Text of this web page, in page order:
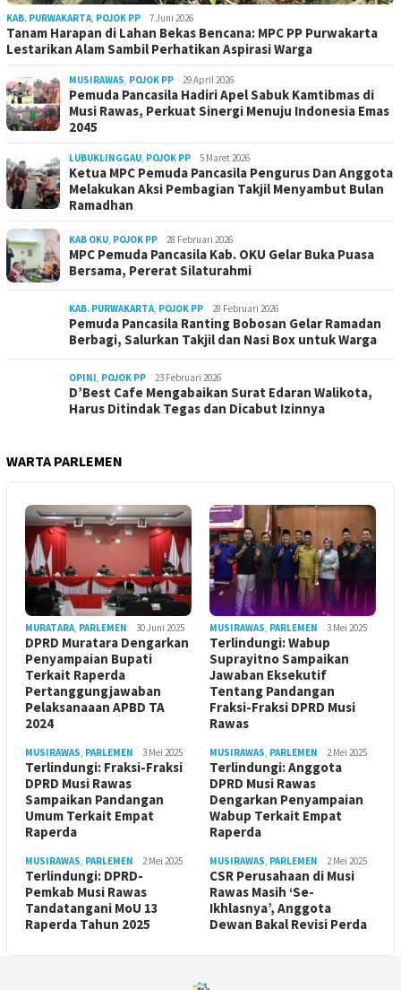
KAB. PURWAKARTA POJOK PP 7 Juni 2026
Tanam Harapan di Lahan Bekas Bencana: MPC PP Purwakarta
Lestarikan Alam Sambil Perhatikan Aspirasi Warga
MUSIRAWAS POJOK PP 29 April 2026
Pemuda Pancasila Hadiri Apel Sabuk Kamtibmas di
Musi Rawas, Perkuat Sinergi Menuju Indonesia Emas
2045
LUBUKLINGGAU POJOK PP 5 Maret 2026
Ketua MPC Pemuda Pancasila Pengurus Dan Anggota
Melakukan Aksi Pembagian Takjil Menyambut Bulan
Ramadhan
KAB OKU POJOK PP 28 Februari 2026
MPC Pemuda Pancasila Kab. OKU Gelar Buka Puasa
Bersama, Pererat Silaturahmi
KAB. PURWAKARTA POJOK PP 28 Februari 2026
Pemuda Pancasila Ranting Bobosan Gelar Ramadan
Berbagi, Salurkan Takjil dan Nasi Box untuk Warga
OPINI POJOK PP 23 Februari 2026
D’Best Cafe Mengabaikan Surat Edaran Walikota,
Harus Ditindak Tegas dan Dicabut Izinnya
WARTA PARLEMEN
MURATARA PARLEMEN 30 Juni 2025
DPRD Muratara Dengarkan
Penyampaian Bupati
Terkait Raperda
Pertanggungjawaban
Pelaksanaaan APBD TA
2024
MUSIRAWAS PARLEMEN 3 Mei 2025
Terlindungi: Wabup
Suprayitno Sampaikan
Jawaban Eksekutif
Tentang Pandangan
Fraksi-Fraksi DPRD Musi
Rawas
MUSIRAWAS PARLEMEN 3 Mei 2025
Terlindungi: Fraksi-Fraksi
DPRD Musi Rawas
Sampaikan Pandangan
Umum Terkait Empat
Raperda
MUSIRAWAS PARLEMEN 2 Mei 2025
Terlindungi: Anggota
DPRD Musi Rawas
Dengarkan Penyampaian
Wabup Terkait Empat
Raperda
MUSIRAWAS PARLEMEN 2 Mei 2025
Terlindungi: DPRD-
Pemkab Musi Rawas
Tandatangani MoU 13
Raperda Tahun 2025
MUSIRAWAS PARLEMEN 2 Mei 2025
CSR Perusahaan di Musi
Rawas Masih ‘Se-
Ikhlasnya’, Anggota
Dewan Bakal Revisi Perda ‎